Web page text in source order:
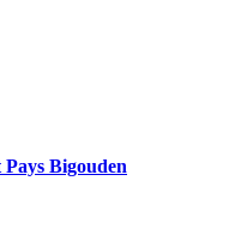
Bigouden